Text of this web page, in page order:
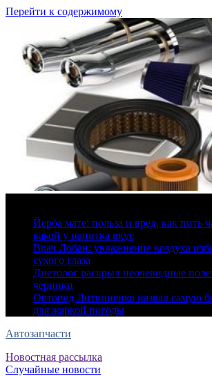
Перейти к содержимому
Йерба мате: польза и вред, как пить
какой у напитка вкус
Врач Лобан: увлажнение воздуха
сухого глаза
Диетолог раскрыл неочевидные
черники
Ортопед Литвиненко назвал самую
для жаркой погоды
Автозапчасти
Новостная рассылка
Случайные новости